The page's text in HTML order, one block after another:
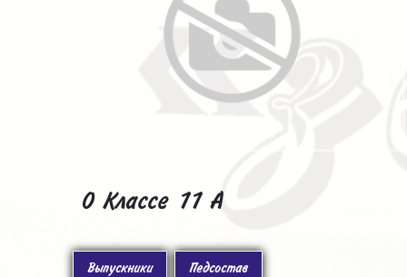
О Классе 11 А
Выпускники Педсостав